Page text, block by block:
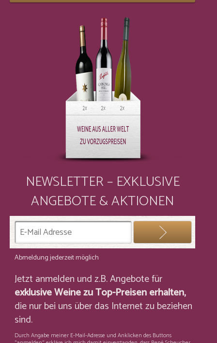
NEWSLETTER – EXKLUSIVE
ANGEBOTE & AKTIONEN
Abmeldung jederzeit möglich
Jetzt anmelden und z.B. Angebote für
exklusive Weine zu Top-Preisen erhalten,
die nur bei uns über das Internet zu beziehen
sind.
Durch Angabe meiner E-Mail-Adresse und Anklicken des Buttons